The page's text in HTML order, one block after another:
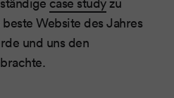
Website des Jahres
und uns den